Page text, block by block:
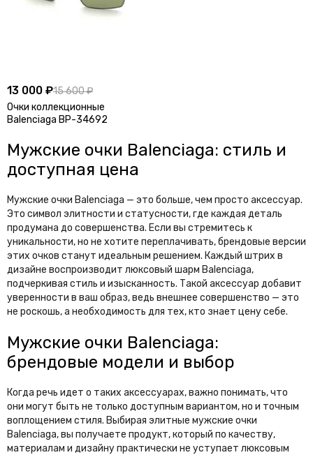
13 000 ₽15 600 ₽
Очки коллекционные
Balenciaga BP-34692
Мужские очки Balenciaga: стиль и
доступная цена
Мужские очки Balenciaga — это больше, чем просто аксессуар.
Это символ элитности и статусности, где каждая деталь
продумана до совершенства. Если вы стремитесь к
уникальности, но не хотите переплачивать, брендовые версии
этих очков станут идеальным решением. Каждый штрих в
дизайне воспроизводит люксовый шарм Balenciaga,
подчеркивая стиль и изысканность. Такой аксессуар добавит
уверенности в ваш образ, ведь внешнее совершенство — это
не роскошь, а необходимость для тех, кто знает цену себе.
Мужские очки Balenciaga:
брендовые модели и выбор
Когда речь идет о таких аксессуарах, важно понимать, что
они могут быть не только доступным вариантом, но и точным
воплощением стиля. Выбирая элитные мужские очки
Balenciaga, вы получаете продукт, который по качеству,
материалам и дизайну практически не уступает люксовым